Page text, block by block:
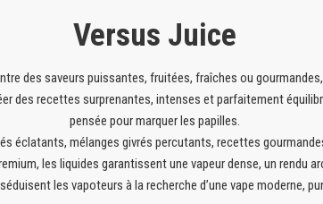
Versus Juice
des saveurs puissantes, fruitées, fraîches ou
des recettes surprenantes, intenses et parfaitement
pensée pour marquer les papilles.
éclatants, mélanges givrés percutants, recettes
les liquides garantissent une vapeur dense, un rendu
les vapoteurs à la recherche d’une vape moderne,